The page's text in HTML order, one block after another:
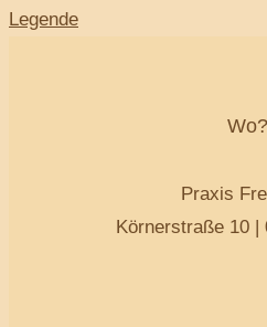
Legende
Wo?
Praxis
Körnerstraße 10 |